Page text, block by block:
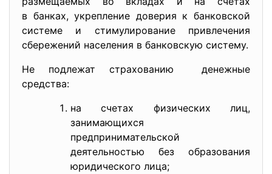
в банках, укрепление доверия к банковской
системе и стимулирование привлечения
сбережений населения в банковскую систему.
Не подлежат страхованию денежные
средства:
на счетах физических лиц,
занимающихся
предпринимательской
деятельностью без образования
юридического лица;